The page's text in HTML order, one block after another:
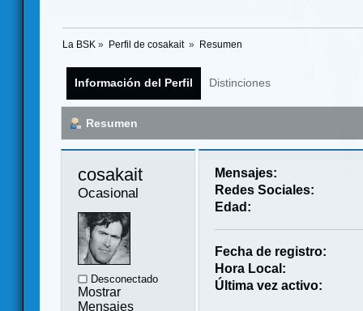
La BSK » Perfil de cosakait » Resumen
Información del Perfil Distinciones
Resumen
cosakait
Ocasional
Desconectado
Mostrar
Mensajes
Mensajes:
Redes Sociales:
Edad:
Fecha de registro:
Hora Local:
Última vez activo: